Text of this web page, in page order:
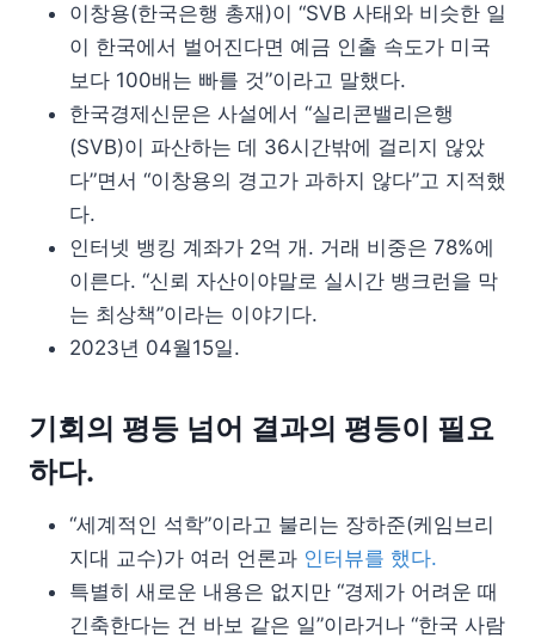
이창용(한국은행 총재)이 “SVB 사태와 비슷한 일
이 한국에서 벌어진다면 예금 인출 속도가 미국
보다 100배는 빠를 것”이라고 말했다.
한국경제신문은 사설에서 “실리콘밸리은행
(SVB)이 파산하는 데 36시간밖에 걸리지 않았
다”면서 “이창용의 경고가 과하지 않다”고 지적했
다.
인터넷 뱅킹 계좌가 2억 개. 거래 비중은 78%에
이른다. “신뢰 자산이야말로 실시간 뱅크런을 막
는 최상책”이라는 이야기다.
2023년 04월15일.
기회의 평등 넘어 결과의 평등이 필요
하다.
“세계적인 석학”이라고 불리는 장하준(케임브리
지대 교수)가 여러 언론과 인터뷰를 했다.
특별히 새로운 내용은 없지만 “경제가 어려운 때
긴축한다는 건 바보 같은 일”이라거나 “한국 사람